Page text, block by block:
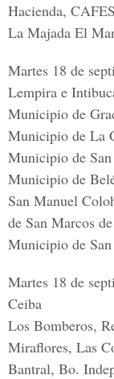
Hacienda,
La Majada El
Martes 18 de
Lempira e
Municipio de
Municipio de La
Municipio de San
Municipio de
San Manuel
de San Marcos
Municipio de
Martes 18 de
Ceiba
Los Bomberos,
Miraflores, Las
Bantral, Bo.